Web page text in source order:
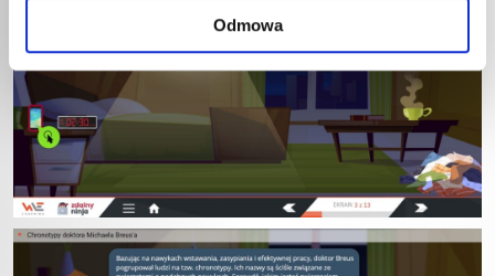
Odmowa